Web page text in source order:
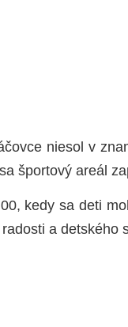
niesol v
športový areál
kedy sa deti
a